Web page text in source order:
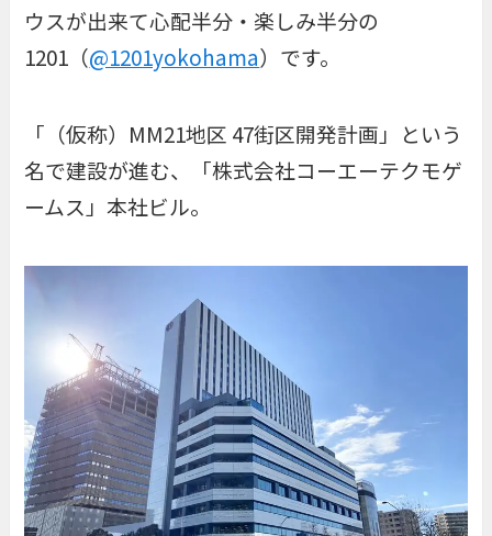
ウスが出来て心配半分・楽しみ半分の
1201（@1201yokohama）です。
「（仮称）MM21地区 47街区開発計画」という
名で建設が進む、「株式会社コーエーテクモゲ
ームス 」本社ビル。